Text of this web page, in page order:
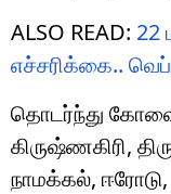
ALSO READ: 22
எச்சரிக்கை..
தொடர்ந்து கோவை,
கிருஷ்ணகிரி,
நாமக்கல், ஈரோடு,